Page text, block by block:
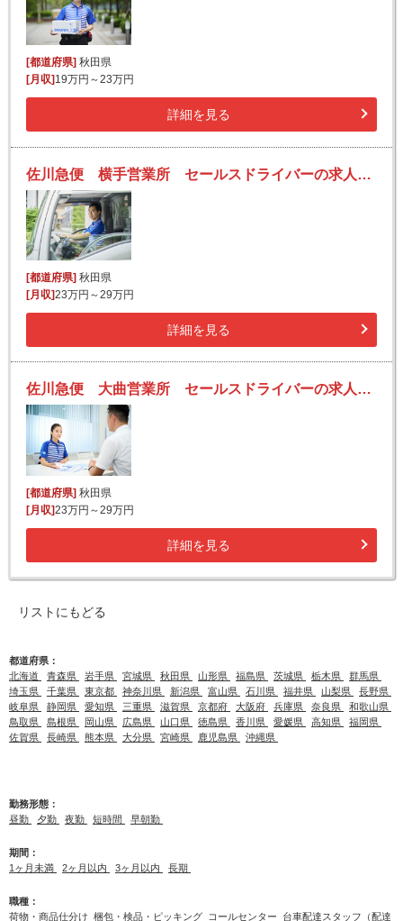
[都道府県]秋田県
[月収]19万円～23万円
詳細を見る
佐川急便 横手営業所 セールスドライバーの求人！安定収入と働きがい！大手の佐川急便で長期的に活躍できるチャンス♪
[都道府県]秋田県
[月収]23万円～29万円
詳細を見る
佐川急便 大曲営業所 セールスドライバーの求人！安定収入と働きがい！大手の佐川急便で長期的に活躍できるチャンス♪
[都道府県]秋田県
[月収]23万円～29万円
詳細を見る
リストにもどる
都道府県：
北海道
青森県 岩手県 宮城県 秋田県 山形県 福島県 茨城県 栃木県
群馬県
埼玉県
千葉県 東京都 神奈川県 新潟県 富山県 石川県 福井県 山梨県
長野県
岐阜県
静岡県 愛知県 三重県 滋賀県 京都府 大阪府 兵庫県 奈良県
和歌山県
鳥取県
島根県 岡山県 広島県 山口県 徳島県 香川県 愛媛県 高知県
福岡県
佐賀県
長崎県 熊本県 大分県 宮崎県 鹿児島県 沖縄県
勤務形態：
昼勤
夕勤 夜勤 短時間 早朝勤
期間：
1ヶ月未満
2ヶ月以内 3ヶ月以内 長期
職種：
荷物・商品仕分け 梱包・検品・ピッキング コールセンター 台車配達スタッフ（配達